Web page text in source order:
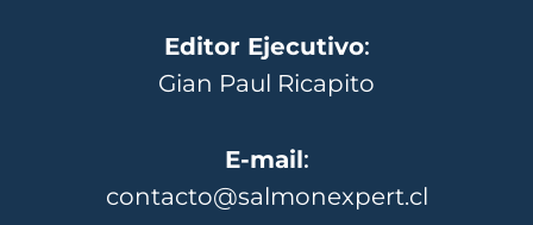
Editor Ejecutivo:
Gian Paul Ricapito
E-mail:
contacto@salmonexpert.cl